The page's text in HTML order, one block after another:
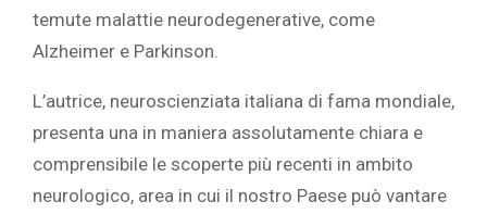
temute malattie neurodegenerative, come
Alzheimer e Parkinson.
L’autrice, neuroscienziata italiana di fama mondiale,
presenta una in maniera assolutamente chiara e
comprensibile le scoperte più recenti in ambito
neurologico, area in cui il nostro Paese può vantare